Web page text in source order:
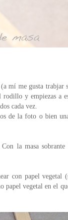
mí me gusta trabjar
rodillo y empiezas a
cada vez.
de la foto o bien
la masa sobrante
con papel vegetal
papel vegetal en el